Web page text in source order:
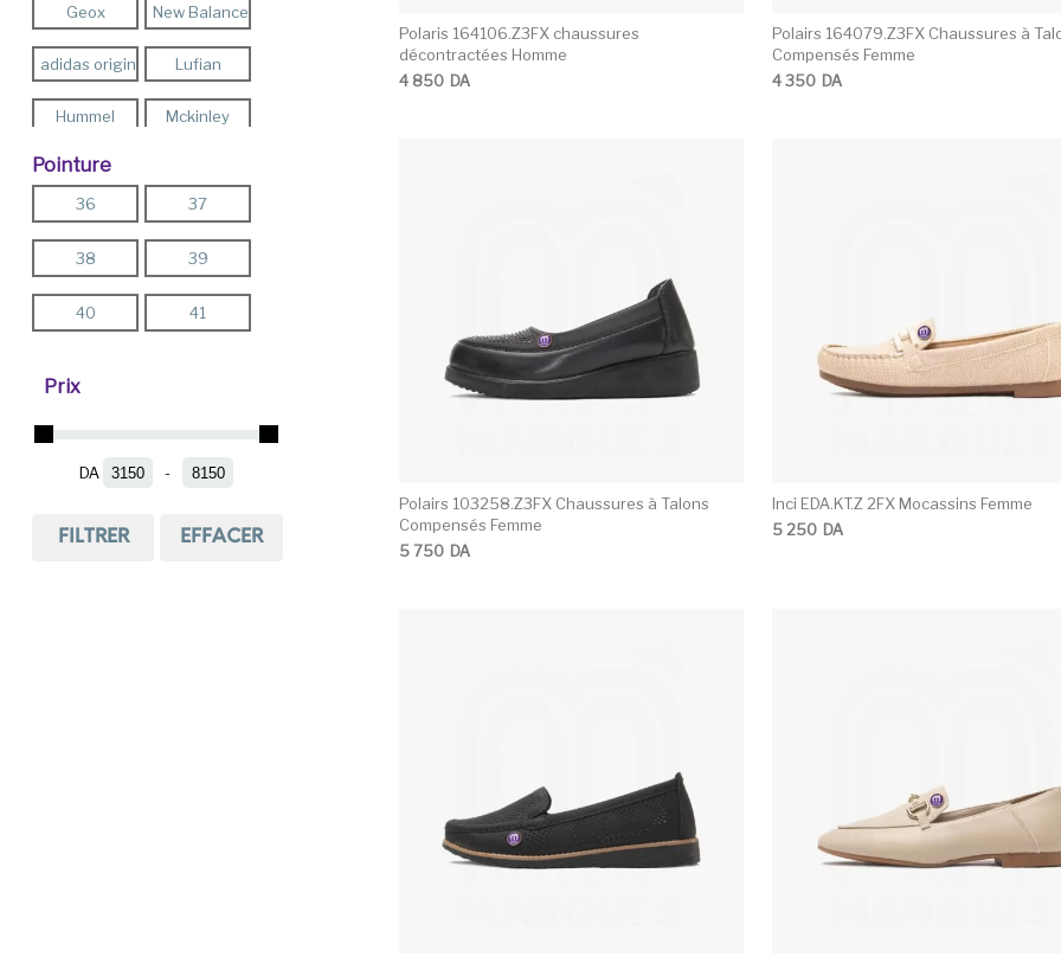
Geox New Balance
adidas originals Lufian
Hummel Mckinley
Pro -Touch
Teddy Smith Firefly
FLO Reebok
We Fly
Pointure
36 37
38 39
40 41
Prix
DA Minimum Price
-
Maximum Price
FILTRER EFFACER
Polaris 164106.Z3FX chaussures
décontractées Homme
4 850 DA
Polairs 164079.Z3FX Chaussures à
Compensés Femme
4 350 DA
Polairs 103258.Z3FX Chaussures à Talons
Compensés Femme
5 750 DA
Inci EDA.KT.Z 2FX Mocassins Femme
5 250 DA